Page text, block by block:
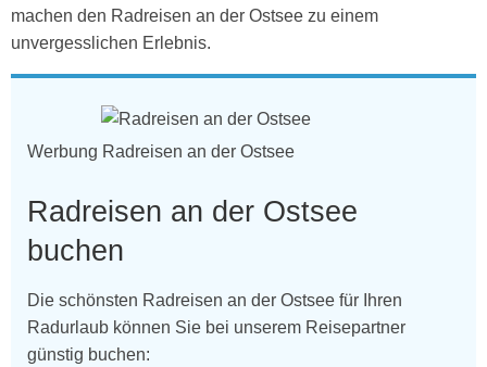
machen den Radreisen an der Ostsee zu einem
unvergesslichen Erlebnis.
Werbung Radreisen an der Ostsee
Radreisen an der Ostsee
buchen
Die schönsten Radreisen an der Ostsee für Ihren
Radurlaub können Sie bei unserem Reisepartner
günstig buchen: